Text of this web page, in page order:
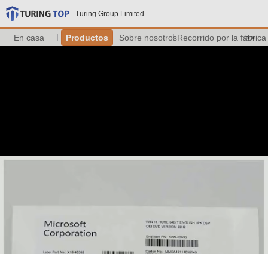
Turing Group Limited
En casa Productos Sobre nosotrosRecorrido por la fábrica
>>